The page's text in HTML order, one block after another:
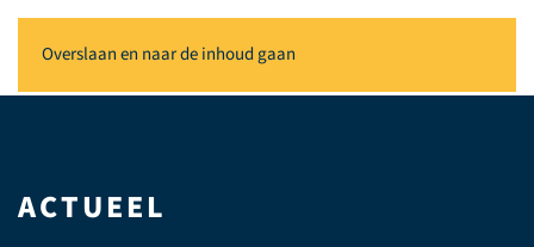
Overslaan en naar de inhoud gaan
ACTUEEL